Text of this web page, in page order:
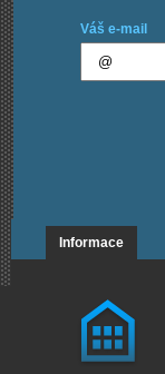
Váš e-mail
Informace